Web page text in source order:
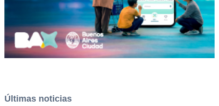
Últimas noticias